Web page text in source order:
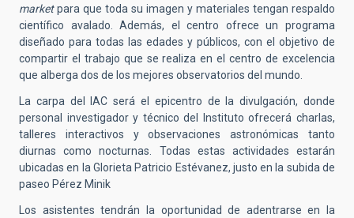
marketpara que toda su imagen y materiales tengan respaldo
científico avalado. Además, el centro ofrece un programa
diseñado para todas las edades y públicos, con el objetivo de
compartir el trabajo que se realiza en el centro de excelencia
que alberga dos de los mejores observatorios del mundo.
La carpa del IAC será el epicentro de la divulgación, donde
personal investigador y técnico del Instituto ofrecerá charlas,
talleres interactivos y observaciones astronómicas tanto
diurnas como nocturnas. Todas estas actividades estarán
ubicadas en la Glorieta Patricio Estévanez, justo en la subida de
paseo Pérez Minik
Los asistentes tendrán la oportunidad de adentrarse en la